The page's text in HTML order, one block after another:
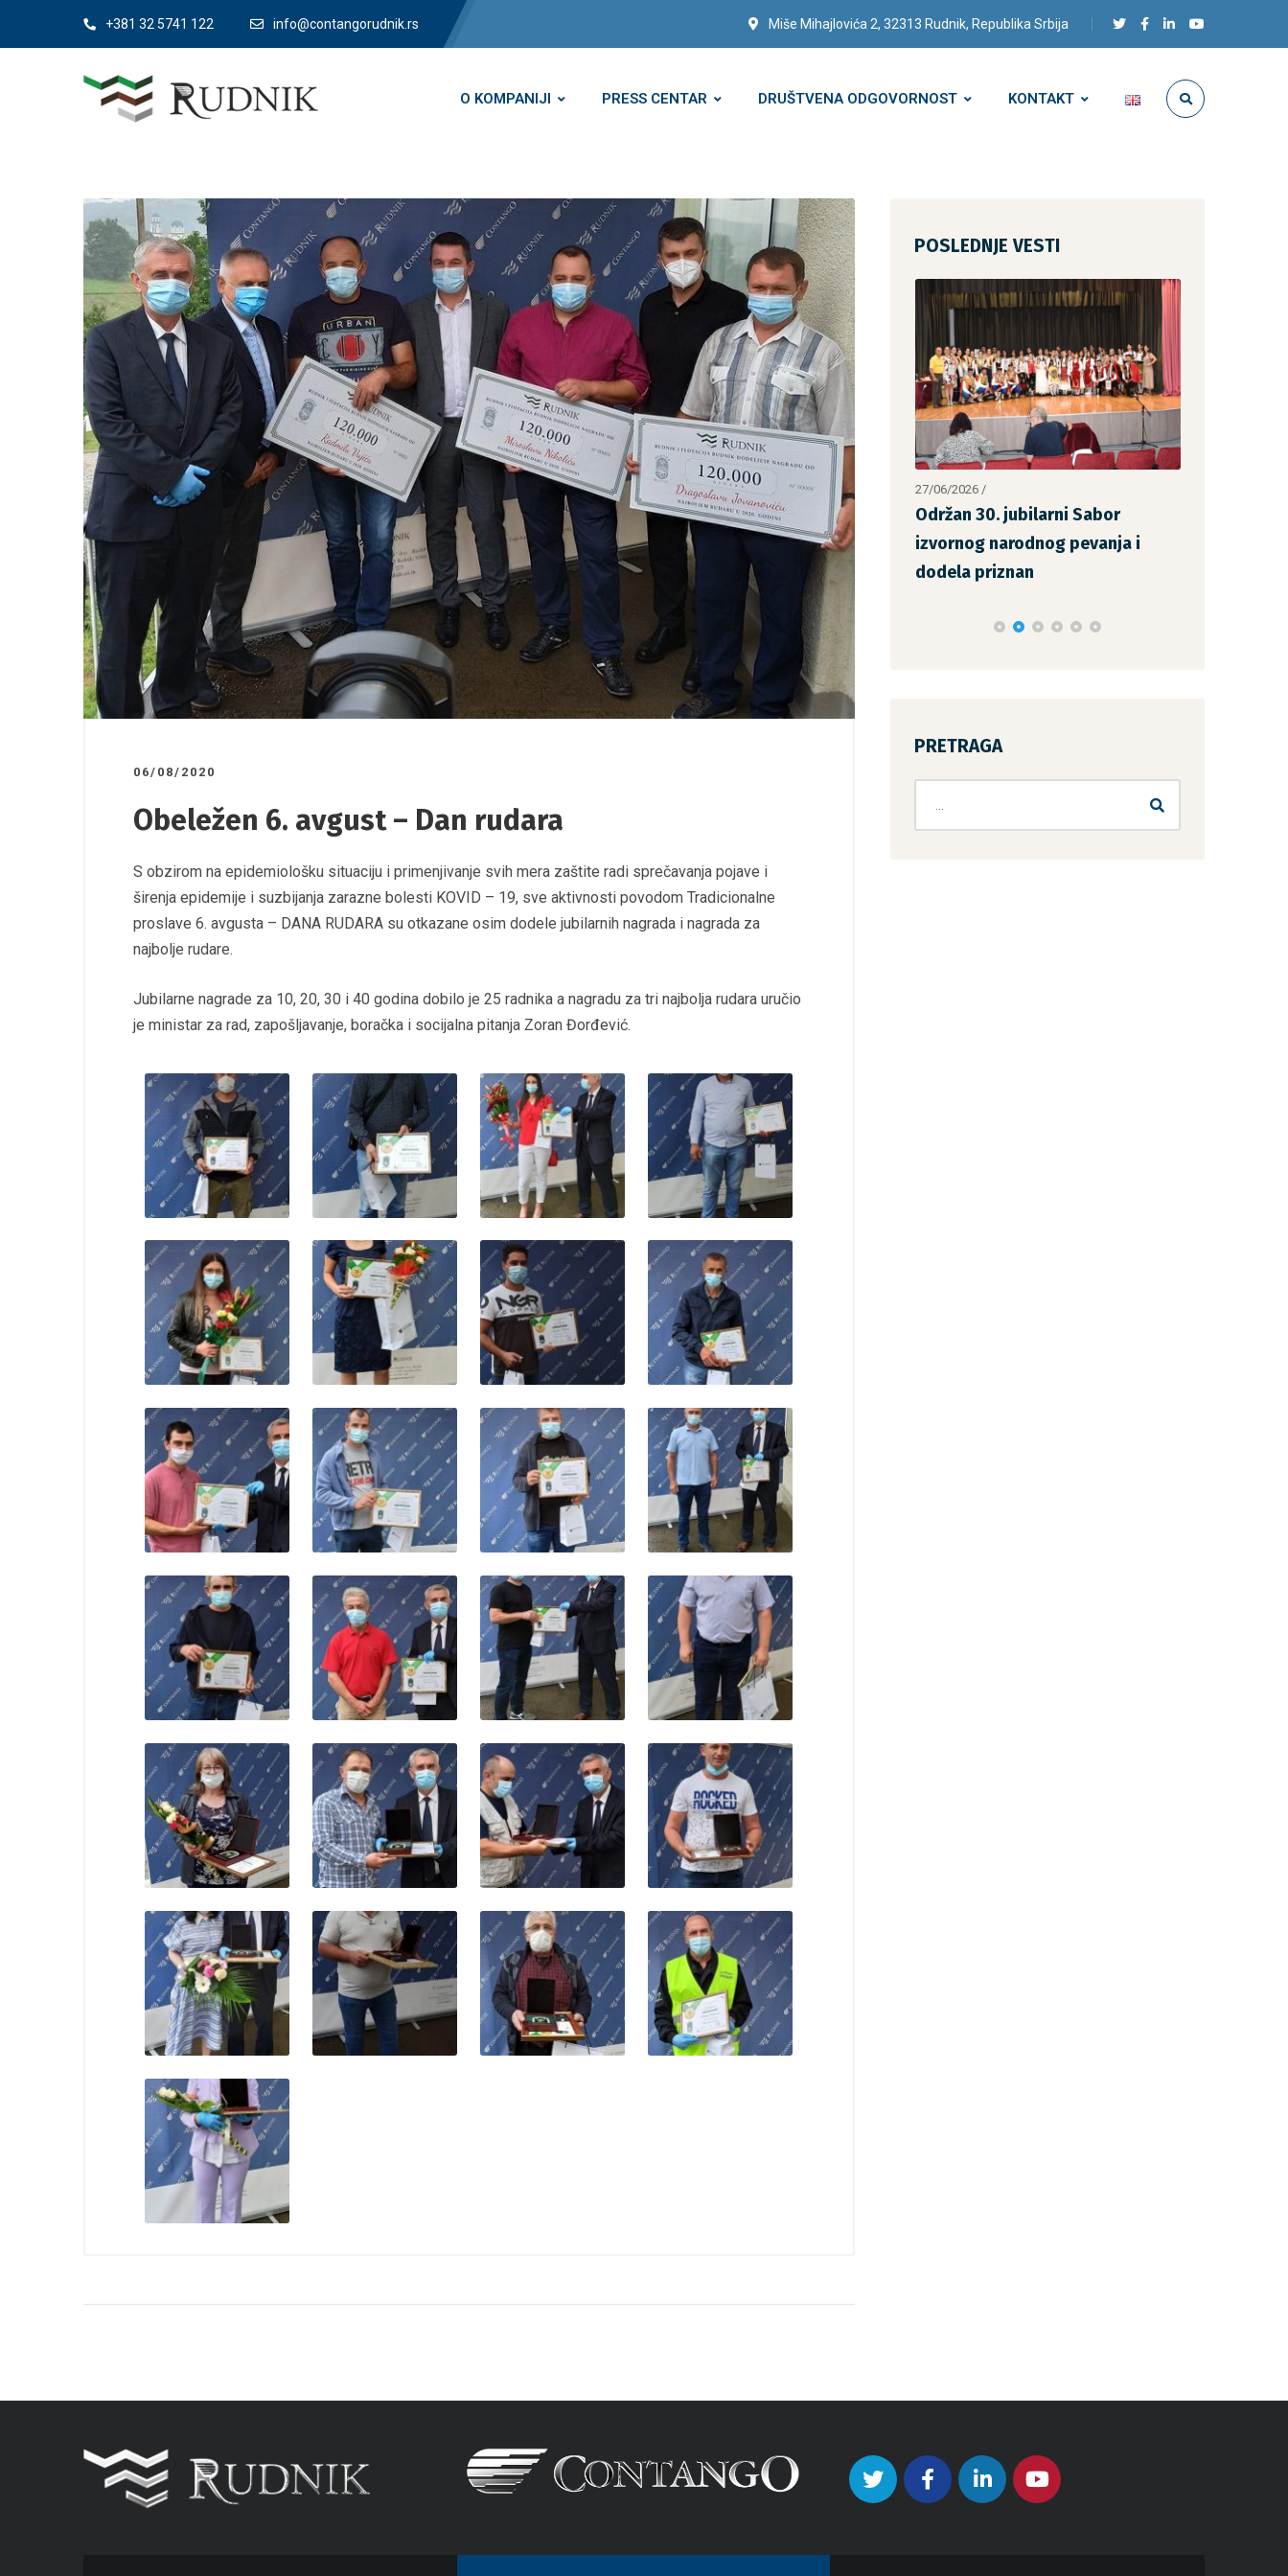
+381 32 5741 122 info@contangorudnik.rs Miše Mihajlovića 2, 32313 Rudnik, Republika Srbija
O KOMPANIJI PRESS CENTAR DRUŠTVENA ODGOVORNOST KONTAKT
06/08/2020
Obeležen 6. avgust – Dan rudara
S obzirom na epidemiološku situaciju i primenjivanje svih mera zaštite radi sprečavanja pojave i
širenja epidemije i suzbijanja zarazne bolesti KOVID – 19, sve aktivnosti povodom Tradicionalne
proslave 6. avgusta – DANA RUDARA su otkazane osim dodele jubilarnih nagrada i nagrada za
najbolje rudare.
Jubilarne nagrade za 10, 20, 30 i 40 godina dobilo je 25 radnika a nagradu za tri najbolja rudara uručio
je ministar za rad, zapošljavanje, boračka i socijalna pitanja Zoran Đorđević.
POSLEDNJE VESTI
03/04/2026/
Saradnja AIESEC – Rudnik
26/03/2026
Organizovano putovanje
povodom Međunarodnog dana
žena
06/08/2026/
Proslavljen Dan rudara 2026.
27/06/2026/
Održan 30. jubilarni Sabor
izvornog narodnog pevanja i
dodela priznan
PRETRAGA